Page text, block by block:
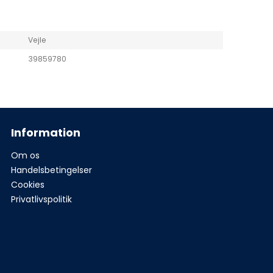
Vejle
39859780
Information
Om os
Handelsbetingelser
Cookies
Privatlivspolitik